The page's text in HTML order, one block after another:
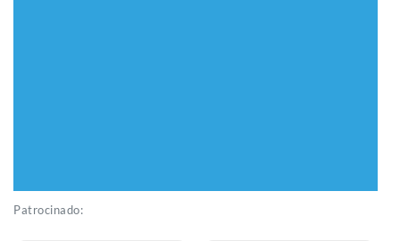
Patrocinado: